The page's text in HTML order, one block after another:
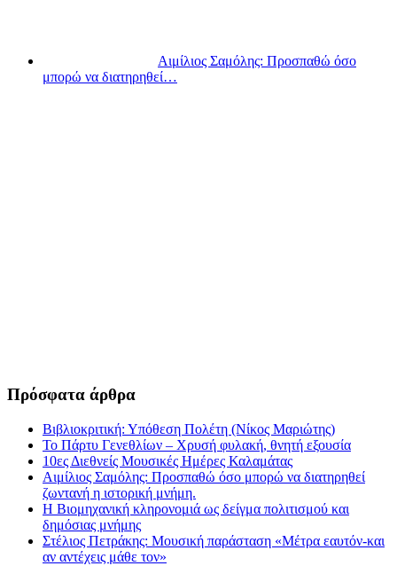
Αιμίλιος Σαμόλης: Προσπαθώ όσο
μπορώ να διατηρηθεί…
Πρόσφατα άρθρα
Βιβλιοκριτική: Υπόθεση Πολέτη (Νίκος Μαριώτης)
Το Πάρτυ Γενεθλίων – Χρυσή φυλακή, θνητή εξουσία
10ες Διεθνείς Μουσικές Ημέρες Καλαμάτας
Αιμίλιος Σαμόλης: Προσπαθώ όσο μπορώ να διατηρηθεί
ζωντανή η ιστορική μνήμη.
Η Βιομηχανική κληρονομιά ως δείγμα πολιτισμού και
δημόσιας μνήμης
Στέλιος Πετράκης: Μουσική παράσταση «Μέτρα εαυτόν-και
αν αντέχεις μάθε τον»